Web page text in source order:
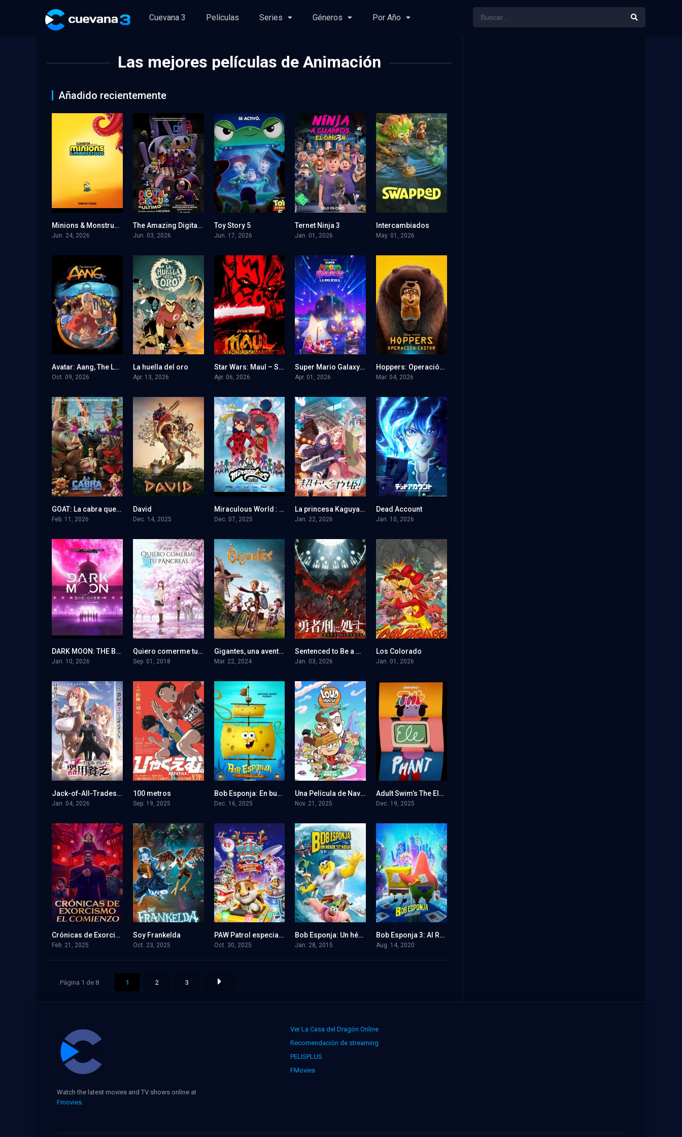
Cuevana 3 Películas Series Géneros Por Año
Las mejores películas de Animación
Añadido recientemente
0
Minions & Monstruos
Jun. 24, 2026
7.7The Amazing Digital Circus: El Ultimo Acto
Jun. 03, 2026
Toy Story 5
Jun. 17, 2026
Ternet Ninja 3
Jan. 01, 2026
Intercambiados
May. 01, 2026
0
Avatar: Aang, The Last Airbender
Oct. 09, 2026
La huella del oro
Apr. 13, 2026
5.8Star Wars: Maul – Señor de las sombras
Apr. 06, 2026
6.7Super Mario Galaxy: La película
Apr. 01, 2026
7.7Hoppers: Operación castor
Mar. 04, 2026
7GOAT: La cabra que cambió el juego
Feb. 11, 2026
David
Dec. 14, 2025
0Miraculous World : Tokyo, Stellar Force
Dec. 07, 2025
0La princesa Kaguya del cosmos
Jan. 22, 2026
Dead Account
Jan. 10, 2026
10DARK MOON: THE BLOOD ALTAR
Jan. 10, 2026
8.1Quiero comerme tu páncreas
Sep. 01, 2018
6.1Gigantes, una aventura extraordinaria
Mar. 22, 2024
9.3
Sentenced to Be a Hero: El Registro Penitenciario del Escuadrón de Héroes Castigados 9004
Jan. 03, 2026
Los Colorado
Jan. 01, 2026
7Jack-of-All-Trades, Party of None
Jan. 04, 2026
100 metros
Sep. 19, 2025
6
Bob Esponja: En busca de los pantalones cuadrados
Dec. 16, 2025
7.2Una Película de Navidad de Loud House: Loud Travieso o Loud Bueno
Nov. 21, 2025
0
Adult Swim’s The Elephant
Dec. 19, 2025
6.2Crónicas de Exorcismo: El Comienzo
Feb. 21, 2025
Soy Frankelda
Oct. 23, 2025
5.4PAW Patrol especial de Navidad
Oct. 30, 2025
6
Bob Esponja: Un héroe fuera del agua
Jan. 28, 2015
5.9Bob Esponja 3: Al Rescate
Aug. 14, 2020
Página 1 de 8 1 2 3
Ver La Casa del Dragón Online
Recomendación de streaming
PELISPLUS
FMovies
Watch the latest movies and TV shows online at
Fmovies.